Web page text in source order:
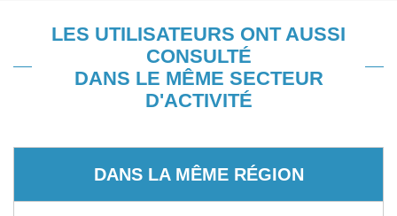
LES UTILISATEURS ONT AUSSI
CONSULTÉ
DANS LE MÊME SECTEUR
D'ACTIVITÉ
DANS LA MÊME RÉGION